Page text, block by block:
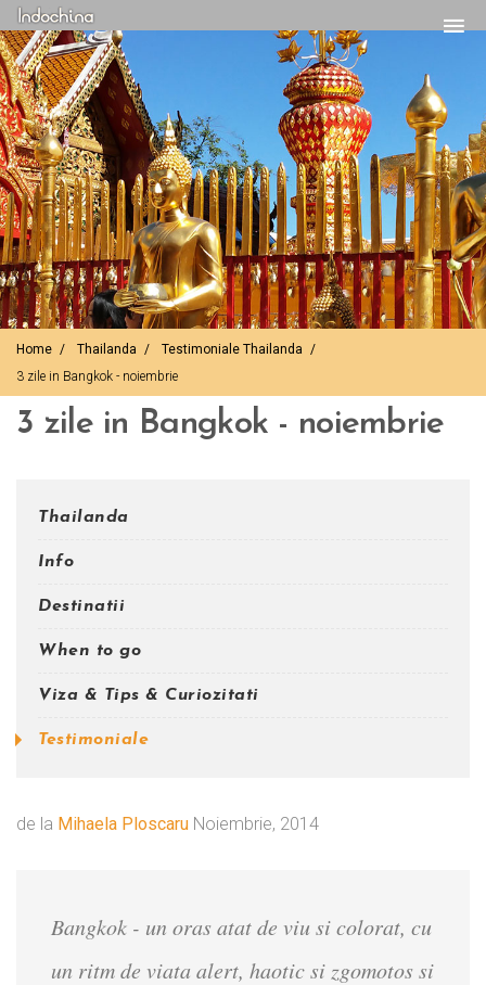
Home Thailanda
Testimoniale Thailanda
3 zile in Bangkok - noiembrie
3 zile in Bangkok - noiembrie
Thailanda
Info
Destinatii
When to go
Viza & Tips & Curiozitati
Testimoniale
de la Mihaela Ploscaru Noiembrie, 2014
Bangkok - un oras atat de viu si colorat, cu
un ritm de viata alert, haotic si zgomotos si